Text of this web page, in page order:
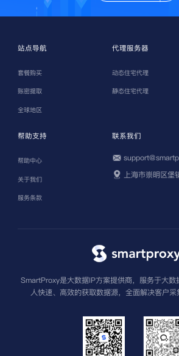
站点导航
套餐购买
账密提取
全球地区
代理服务器
动态住宅代理
静态住宅代理
帮助支持
帮助中心
关于我们
服务条款
联系我们
上海市崇明区
SmartProxy是大数据IP方案提供商，服务于大
人快速、高效的获取数据源，全面解决客户采